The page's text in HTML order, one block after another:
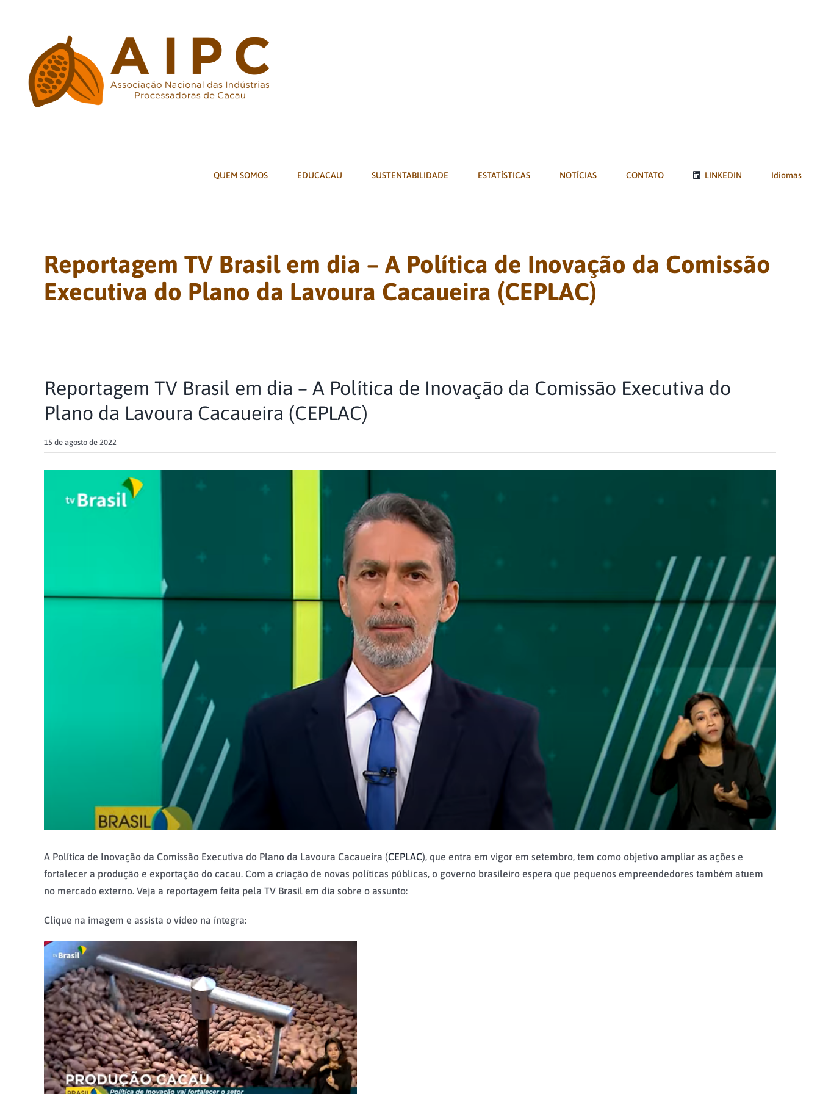
conteúdo
QUEM SOMOS EDUCACAU SUSTENTABILIDADE ESTATÍSTICAS NOTÍCIAS CONTATO LINKEDIN Idiomas
Reportagem TV Brasil em dia – A Política de Inovação da Comissão
Executiva do Plano da Lavoura Cacaueira (CEPLAC)
Reportagem TV Brasil em dia – A Política de Inovação da Comissão Executiva do
Plano da Lavoura Cacaueira (CEPLAC)
15 de agosto de 2022
Larger
A Política de Inovação da Comissão Executiva do Plano da Lavoura Cacaueira (CEPLAC), que entra em vigor em setembro, tem como objetivo ampliar as ações e
fortalecer a produção e exportação do cacau. Com a criação de novas políticas públicas, o governo brasileiro espera que pequenos empreendedores também atuem
no mercado externo. Veja a reportagem feita pela TV Brasil em dia sobre o assunto:
Clique na imagem e assista o vídeo na íntegra: